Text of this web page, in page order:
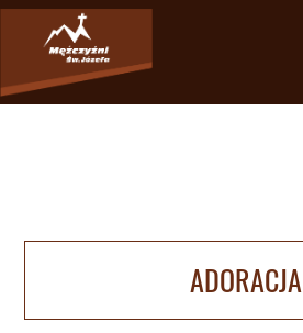
ADORACJA